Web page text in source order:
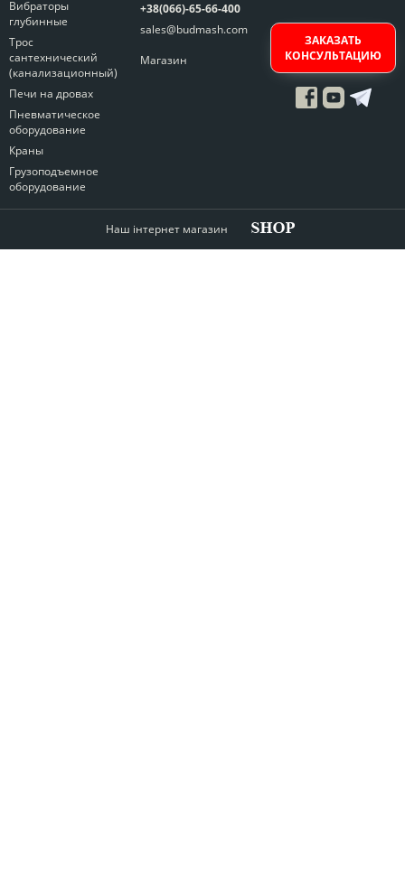
Вибраторы
глубинные
Трос
сантехнический
(канализационный)
Печи на дровах
Пневматическое
оборудование
Краны
Грузоподъемное
оборудование
+38(066)-65-66-400
sales@budmash.com
Магазин
ЗАКАЗАТЬ
КОНСУЛЬТАЦИЮ
Наш інтернет магазин